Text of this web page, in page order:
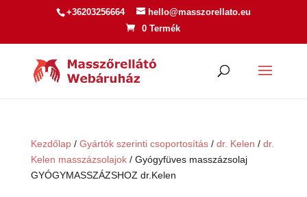
+36203256664
hello@masszorellato.eu
0 Termék
Kezdőlap/ Gyártók szerinti csoportosítás/ dr. Kelen / dr.
Kelen masszázsolajok/ Gyógyfüves masszázsolaj
GYÓGYMASSZÁZSHOZ dr.Kelen